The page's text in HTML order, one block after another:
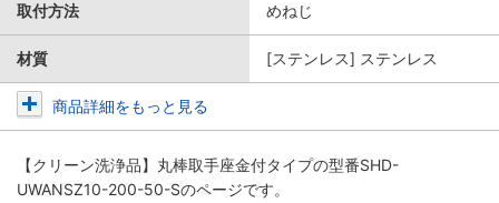
取付方法 めねじ
材質 [ステンレス] ステンレス
商品詳細をもっと見る
【クリーン洗浄品】丸棒取手座金付タイプの型番SHD-
UWANSZ10-200-50-Sのページです。